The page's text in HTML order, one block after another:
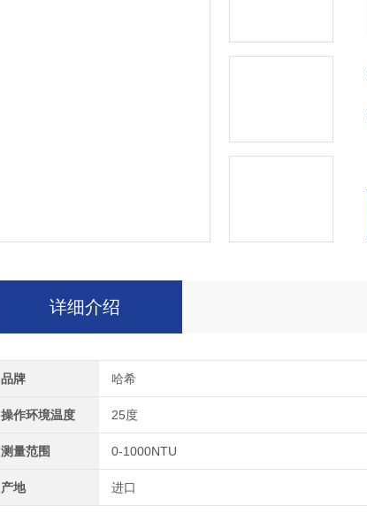
详细介绍
品牌 哈希
操作环境温度 25度
测量范围 0-1000NTU
产地 进口